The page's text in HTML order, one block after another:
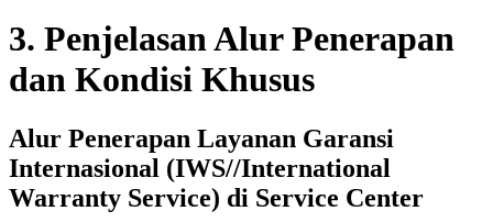
3. Penjelasan Alur Penerapan
dan Kondisi Khusus
Alur Penerapan Layanan Garansi
Internasional (IWS//International
Warranty Service) di Service Center